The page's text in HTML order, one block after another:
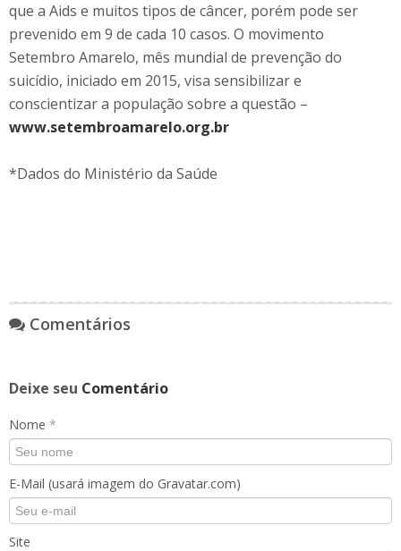
que a Aids e muitos tipos de câncer, porém pode ser
prevenido em 9 de cada 10 casos. O movimento
Setembro Amarelo, mês mundial de prevenção do
suicídio, iniciado em 2015, visa sensibilizar e
conscientizar a população sobre a questão –
www.setembroamarelo.org.br
*Dados do Ministério da Saúde
Comentários
Deixe seu Comentário
Nome *
E-Mail (usará imagem do Gravatar.com)
Site